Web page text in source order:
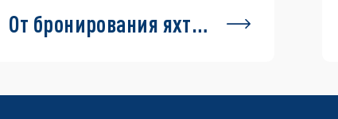
От бронирования яхты